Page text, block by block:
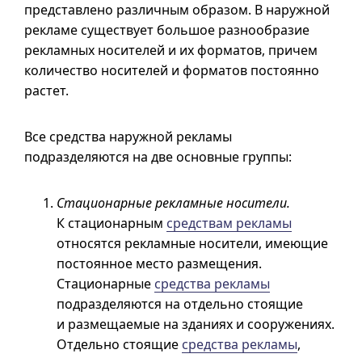
представлено различным образом. В наружной
рекламе существует большое разнообразие
рекламных носителей и их форматов, причем
количество носителей и форматов постоянно
растет.
Все средства наружной рекламы
подразделяются на две основные группы:
Стационарные рекламные носители.
К стационарным средствам рекламы
относятся рекламные носители, имеющие
постоянное место размещения.
Стационарные средства рекламы
подразделяются на отдельно стоящие
и размещаемые на зданиях и сооружениях.
Отдельно стоящие средства рекламы,